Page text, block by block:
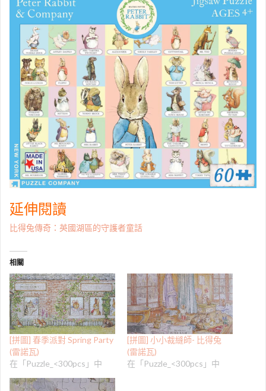
延伸閱讀
比得兔傳奇：英國湖區的守護者童話
相關
[拼圖] 春季派對 Spring Party
(雷諾瓦)
在「Puzzle_<300pcs」中
[拼圖] 小小裁縫師- 比得兔
(雷諾瓦)
在「Puzzle_<300pcs」中